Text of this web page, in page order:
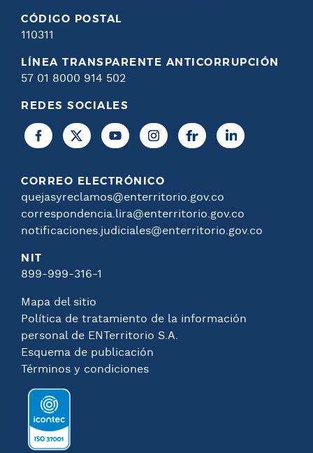
CÓDIGO POSTAL
110311
LÍNEA TRANSPARENTE ANTICORRUPCIÓN
57 01 8000 914 502
REDES SOCIALES
CORREO ELECTRÓNICO
quejasyreclamos@enterritorio.gov.co
correspondencia.lira@enterritorio.gov.co
notificaciones.judiciales@enterritorio.gov.co
NIT
899-999-316-1
Mapa del sitio
Política de tratamiento de la información
personal de ENTerritorio S.A.
Esquema de publicación
Términos y condiciones